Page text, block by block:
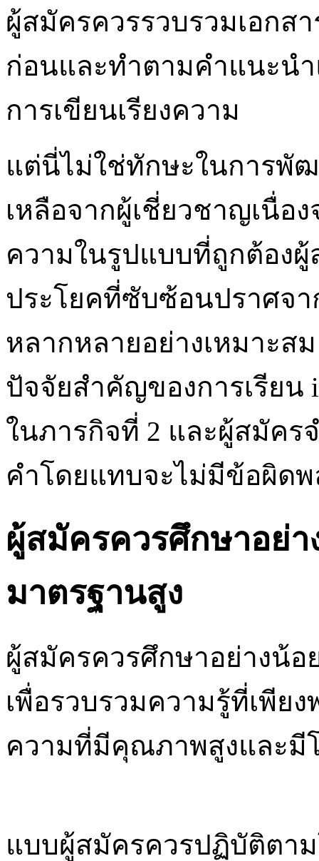
ผู้สมัครควรรวบรวมเอกส
ก่อนและทำตามคำแนะนำ
การเขียนเรียงความ
แต่นี่ไม่ใช่ทักษะในการพั
เหลือจากผู้เชี่ยวชาญเนื่อ
ความในรูปแบบที่ถูกต้องผู้
ประโยคที่ซับซ้อนปราศจ
หลากหลายอย่างเหมาะส
ปัจจัยสำคัญของการเรียน
ในภารกิจที่ 2 และผู้สมัคร
คำโดยแทบจะไม่มีข้อผิด
ผู้สมัครควรศึกษาอย่า
มาตรฐานสูง
ผู้สมัครควรศึกษาอย่างน้อ
เพื่อรวบรวมความรู้ที่เพียง
ความที่มีคุณภาพสูงและมี
แบบผู้สมัครควรปฏิบัติตาม